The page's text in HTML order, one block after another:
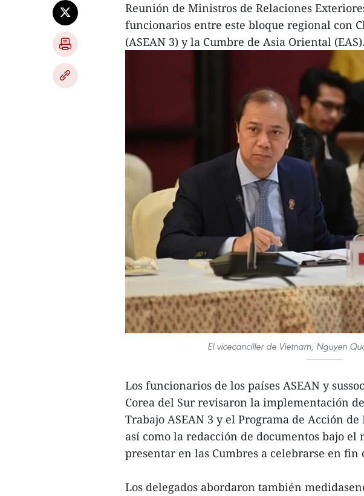
Reunión de Ministros de Relaciones
funcionarios entre este bloque regional con
(ASEAN 3) y la Cumbre de Asia Oriental (EAS).
El vicecanciller de Vietnam, Nguyen
Los funcionarios de los países ASEAN y
Corea del Sur revisaron la implementación
Trabajo ASEAN 3 y el Programa de Acción
así como la redacción de documentos bajo el
presentar en las Cumbres a celebrarse en fin
Los delegados abordaron también